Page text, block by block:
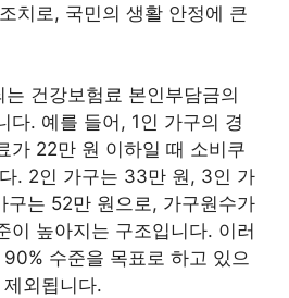
치로, 국민의 생활 안정에 큰
건강보험료 본인부담금의
다. 예를 들어, 1인 가구의 경
가 22만 원 이하일 때 소비쿠
. 2인 가구는 33만 원, 3인 가
는 52만 원으로, 가구원수가
이 높아지는 구조입니다. 이러
수준을 목표로 하고 있으
외됩니다.